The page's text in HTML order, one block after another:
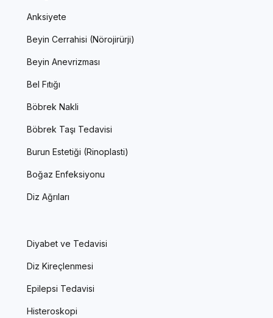
Anksiyete
Beyin Cerrahisi (Nörojirürji)
Beyin Anevrizması
Bel Fıtığı
Böbrek Nakli
Böbrek Taşı Tedavisi
Burun Estetiği (Rinoplasti)
Boğaz Enfeksiyonu
Diz Ağrıları
Diyabet ve Tedavisi
Diz Kireçlenmesi
Epilepsi Tedavisi
Histeroskopi